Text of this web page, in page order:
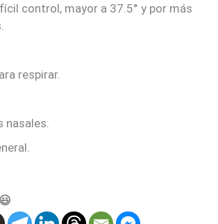
control, mayor a 37.5° y por más
respirar.
nasales.